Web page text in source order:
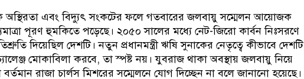
অস্থিরতা এবং বিদ্যুৎ সংকটের ফলে গতবারের জলবায়ু সম্মেলন আয়োজক
পূরণ হুমকিতে পড়েছে। ২০৫০ সালের মধ্যে নেট-জিরো কার্বন নিঃসরণে
দিয়েছিল দেশটি। নতুন প্রধানমন্ত্রী ঋষি সুনাকের নেতৃত্বে কীভাবে দেশটি
মোকাবিলা করবে, তা স্পষ্ট নয়। যুবরাজ থাকা অবস্থায় জলবায়ু নিয়ে
বর্তমান রাজা চার্লস মিশরের সম্মেলনে যোগ দিচ্ছেন না বলে জানানো হয়েছে।